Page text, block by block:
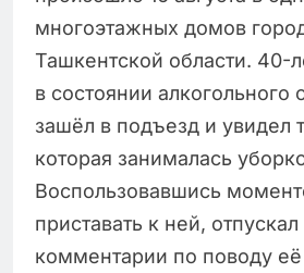
многоэтажных домов
Ташкентской области. 40-
в состоянии алкогольного
зашёл в подъезд и увидел
которая занималась
Воспользовавшись
приставать к ней,
комментарии по поводу